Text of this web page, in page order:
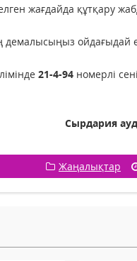
жағдайда құтқару
демалысыңыз ойдағыдай
21-4-94 номерлі
Сырдария
Жаңалықтар